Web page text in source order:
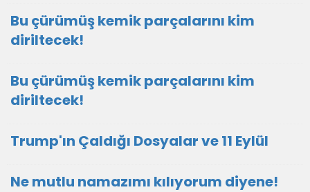
Bu çürümüş kemik parçalarını kim
diriltecek!
Bu çürümüş kemik parçalarını kim
diriltecek!
Trump'ın Çaldığı Dosyalar ve 11 Eylül
Ne mutlu namazımı kılıyorum diyene!